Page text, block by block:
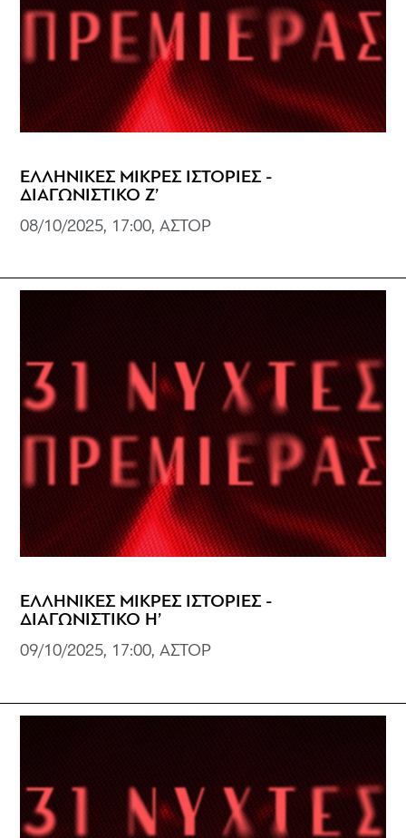
ΕΛΛΗΝΙΚΕΣ ΜΙΚΡΕΣ ΙΣΤΟΡΙΕΣ -
ΔΙΑΓΩΝΙΣΤΙΚΟ Ζ’
08/10/2025, 17:00, ΑΣΤΟΡ
ΕΛΛΗΝΙΚΕΣ ΜΙΚΡΕΣ ΙΣΤΟΡΙΕΣ -
ΔΙΑΓΩΝΙΣΤΙΚΟ Η’
09/10/2025, 17:00, ΑΣΤΟΡ